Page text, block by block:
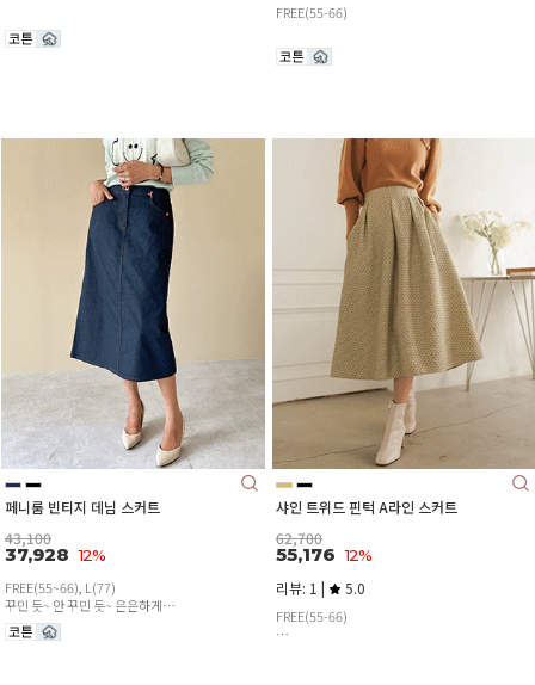
FREE(55-66)
페니룸 빈티지 데님 스커트
43,100
37,928 12%
FREE(55~66), L(77)
꾸민 듯~ 안 꾸민 듯~ 은은하게
포인트 줄 수 있어 추천드리는 아이템^^
샤인 트위드 핀턱 A라인 스커트
62,700
55,176 12%
리뷰: 1 | 5.0
FREE(55-66)